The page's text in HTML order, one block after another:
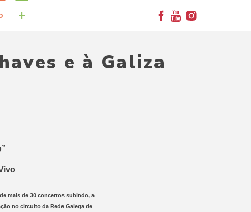
+
e à Galiza
mais de 30 concertos subindo, a
no circuito da Rede Galega de